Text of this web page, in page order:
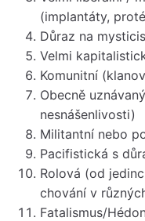
(implantáty,
Důraz na
Velmi
Komunitní
Obecně
nesnášenlivosti)
Militantní nebo
Pacifistická s
Rolová (od
chování v
Fatalismus/